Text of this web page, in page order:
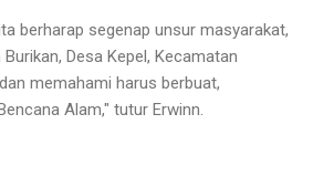
berharap segenap unsur masyarakat,
Desa Kepel, Kecamatan
memahami harus berbuat,
Alam," tutur Erwinn.